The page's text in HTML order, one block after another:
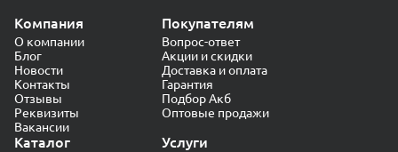
Компания
О компании
Блог
Новости
Контакты
Отзывы
Реквизиты
Вакансии
Покупателям
Вопрос-ответ
Акции и скидки
Доставка и оплата
Гарантия
Подбор Акб
Оптовые продажи
Каталог Услуги